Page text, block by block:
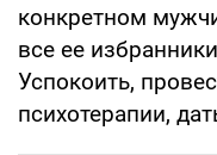
конкретном
все ее
Успокоить,
психотерапии,